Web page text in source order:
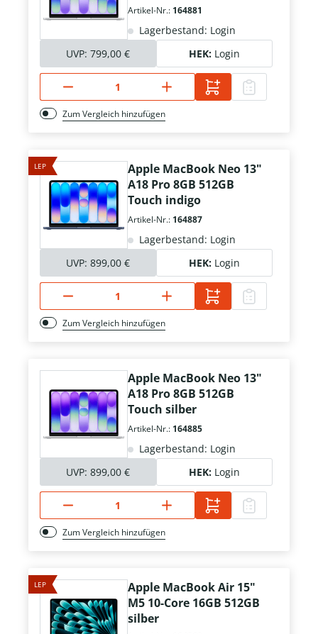
Artikel-Nr.: 164881
Lagerbestand: Login
UVP: 799,00 € HEK: Login
Zum Vergleich hinzufügen
LEP
Apple MacBook Neo 13"
A18 Pro 8GB 512GB
Touch indigo
Artikel-Nr.: 164887
Lagerbestand: Login
UVP: 899,00 € HEK: Login
Zum Vergleich hinzufügen
Apple MacBook Neo 13"
A18 Pro 8GB 512GB
Touch silber
Artikel-Nr.: 164885
Lagerbestand: Login
UVP: 899,00 € HEK: Login
Zum Vergleich hinzufügen
LEP
Apple MacBook Air 15"
M5 10-Core 16GB 512GB
silber